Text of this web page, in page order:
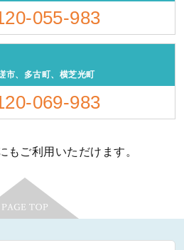
055-983
市、多古町、横芝光町
069-983
もご利用いただけます。